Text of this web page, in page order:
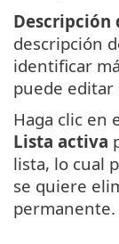
Descripción
descripción
identificar
puede editar
Haga clic en
Lista activa
lista, lo cual
se quiere
permanente.